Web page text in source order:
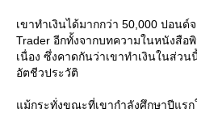
เขาทำเงินได้มากกว่า 50,000 ปอนด์
Trader อีกทั้งจากบทความในหนังสือ
เนื่อง ซึ่งคาดกันว่าเขาทำเงินในส่ว
อัตชีวประวัติ
ม้กระทั่งขณะที่เขากำลังศึกษาปีแรก